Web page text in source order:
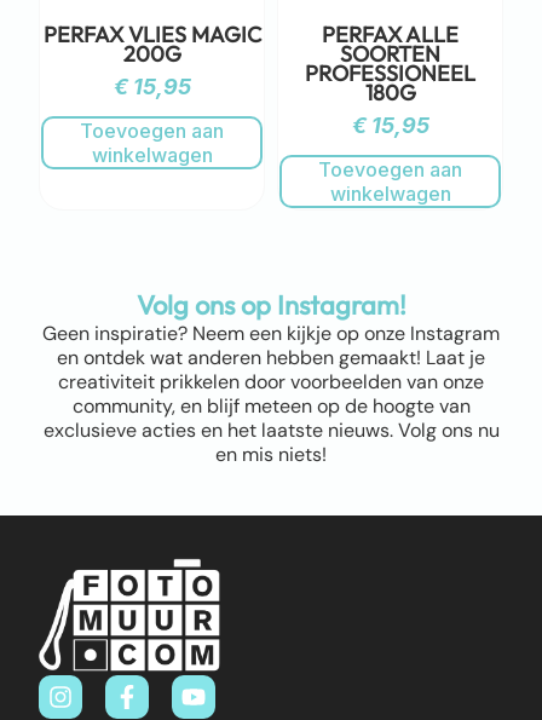
PERFAX VLIES MAGIC
200G
€15,95
Toevoegen aan
winkelwagen
PERFAX ALLE
SOORTEN
PROFESSIONEEL
180G
€15,95
Toevoegen aan
winkelwagen
Volg ons op Instagram!
Geen inspiratie? Neem een kijkje op onze Instagram
en ontdek wat anderen hebben gemaakt! Laat je
creativiteit prikkelen door voorbeelden van onze
community, en blijf meteen op de hoogte van
exclusieve acties en het laatste nieuws. Volg ons nu
en mis niets!